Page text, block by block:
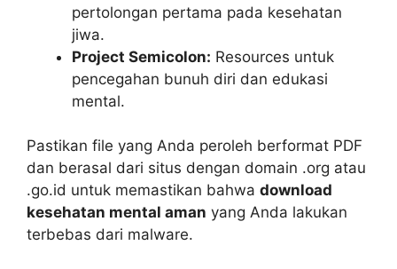
pertolongan pertama pada kesehatan
jiwa.
Project Semicolon: Resources untuk
pencegahan bunuh diri dan edukasi
mental.
Pastikan file yang Anda peroleh berformat PDF
dan berasal dari situs dengan domain .org atau
.go.id untuk memastikan bahwa download
kesehatan mental aman yang Anda lakukan
terbebas dari malware.